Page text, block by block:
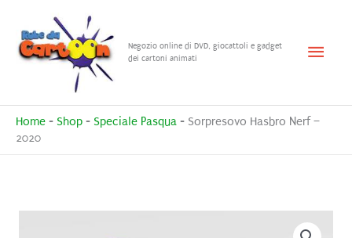
contenuto
Negozio online di DVD, giocattoli e gadget
dei cartoni animati
Menu
Home - Shop - Speciale Pasqua - Sorpresovo Hasbro Nerf –
2020